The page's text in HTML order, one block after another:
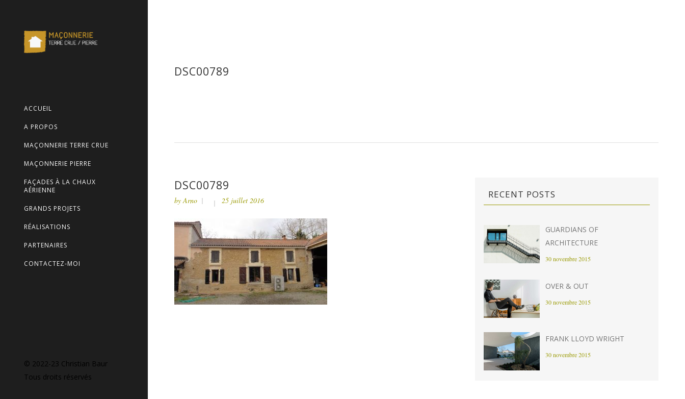
ACCUEIL
A PROPOS
MAÇONNERIE TERRE CRUE
MAÇONNERIE PIERRE
FAÇADES À LA CHAUX
AÉRIENNE
GRANDS PROJETS
RÉALISATIONS
PARTENAIRES
CONTACTEZ-MOI
© 2022-23 Christian Baur
Tous droits réservés
DSC00789
DSC00789
byArno 25 juillet 2016
RECENT POSTS
GUARDIANS OF
ARCHITECTURE
30 novembre 2015
OVER & OUT
30 novembre 2015
FRANK LLOYD WRIGHT
30 novembre 2015